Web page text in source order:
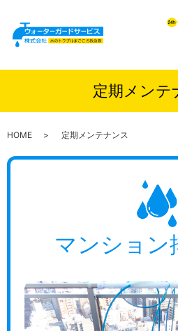
定期メンテ
HOME 定期メンテナンス
マンション